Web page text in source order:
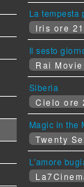
La tempesta
Iris ore
Il sesto
Rai
Siberia
Cielo ore
Magic in the
Twenty
L'amore